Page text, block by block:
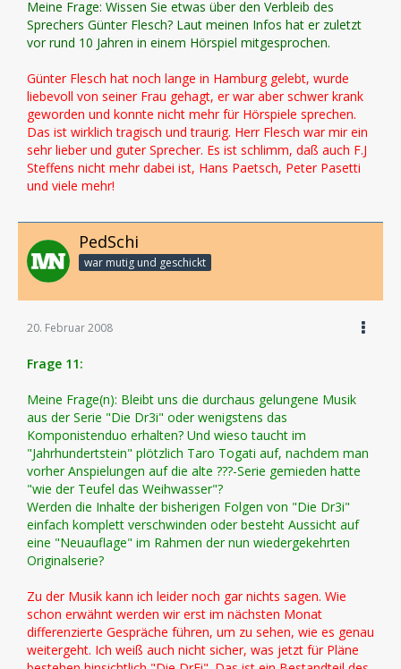
Meine Frage: Wissen Sie etwas über den Verbleib des
Sprechers Günter Flesch? Laut meinen Infos hat er zuletzt
vor rund 10 Jahren in einem Hörspiel mitgesprochen.
Günter Flesch hat noch lange in Hamburg gelebt, wurde
liebevoll von seiner Frau gehagt, er war aber schwer krank
geworden und konnte nicht mehr für Hörspiele sprechen.
Das ist wirklich tragisch und traurig. Herr Flesch war mir ein
sehr lieber und guter Sprecher. Es ist schlimm, daß auch F.J
Steffens nicht mehr dabei ist, Hans Paetsch, Peter Pasetti
und viele mehr!
PedSchi
war mutig und geschickt
20. Februar 2008
Frage 11:
Meine Frage(n): Bleibt uns die durchaus gelungene Musik
aus der Serie "Die Dr3i" oder wenigstens das
Komponistenduo erhalten? Und wieso taucht im
"Jahrhundertstein" plötzlich Taro Togati auf, nachdem man
vorher Anspielungen auf die alte ???-Serie gemieden hatte
"wie der Teufel das Weihwasser"?
Werden die Inhalte der bisherigen Folgen von "Die Dr3i"
einfach komplett verschwinden oder besteht Aussicht auf
eine "Neuauflage" im Rahmen der nun wiedergekehrten
Originalserie?
Zu der Musik kann ich leider noch gar nichts sagen. Wie
schon erwähnt werden wir erst im nächsten Monat
differenzierte Gespräche führen, um zu sehen, wie es genau
weitergeht. Ich weiß auch nicht sicher, was jetzt für Pläne